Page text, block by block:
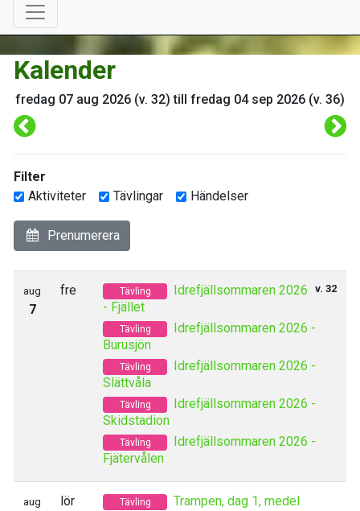
Kalender
fredag 07 aug 2026 (v. 32) till fredag 04 sep 2026 (v. 36)
Filter
Aktiviteter
Tävlingar Händelser
Prenumerera
aug
7
fre v. 32
Tävling
Idrefjällsommaren 2026
- Fjället
Tävling
Idrefjällsommaren 2026 -
Burusjön
Tävling
Idrefjällsommaren 2026 -
Slättvåla
Tävling
Idrefjällsommaren 2026 -
Skidstadion
Tävling
Idrefjällsommaren 2026 -
Fjätervålen
aug lör Tävling Trampen, dag 1, medel